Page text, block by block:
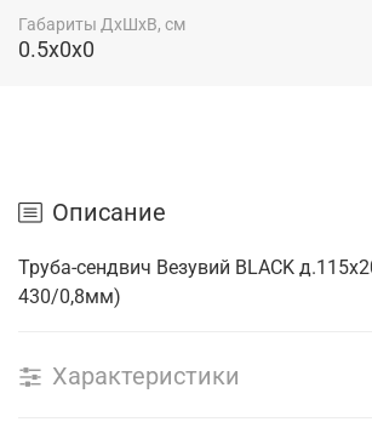
Габариты ДхШхВ, см
0.5x0x0
Описание
Труба-сендвич Везувий BLACK
430/0,8мм)
Характеристики